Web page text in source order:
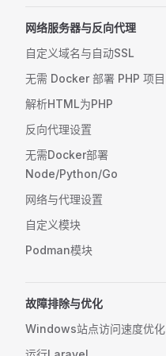
网络服务器与反向代理
自定义域名与自动SSL
无需 Docker 部署 PHP 项目
解析HTML为PHP
反向代理设置
无需Docker部署
Node/Python/Go
网络与代理设置
自定义模块
Podman模块
故障排除与优化
Windows站点访问速度优化